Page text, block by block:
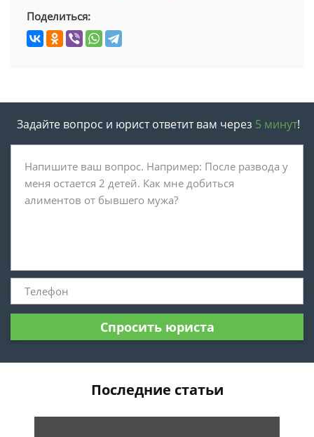
Поделиться:
Задайте вопрос и юрист ответит вам через 5 минут!
Спросить юриста
Последние статьи